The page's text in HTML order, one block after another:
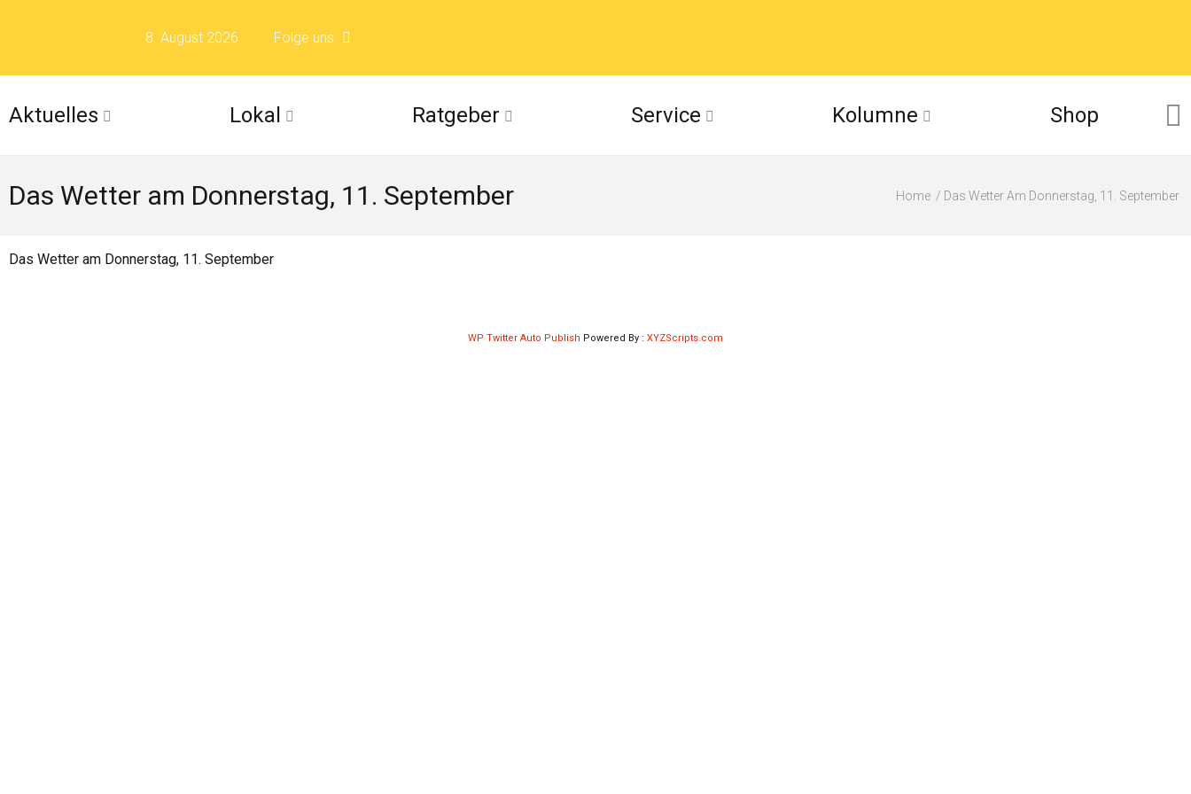
8. August 2026 Folge uns
Folge uns auf Flickr
Aktuelles Lokal Ratgeber Service Kolumne Shop
Das Wetter am Donnerstag, 11. September Home Das Wetter Am Donnerstag, 11. September
Das Wetter am Donnerstag, 11. September
WP Twitter Auto Publish Powered By : XYZScripts.com